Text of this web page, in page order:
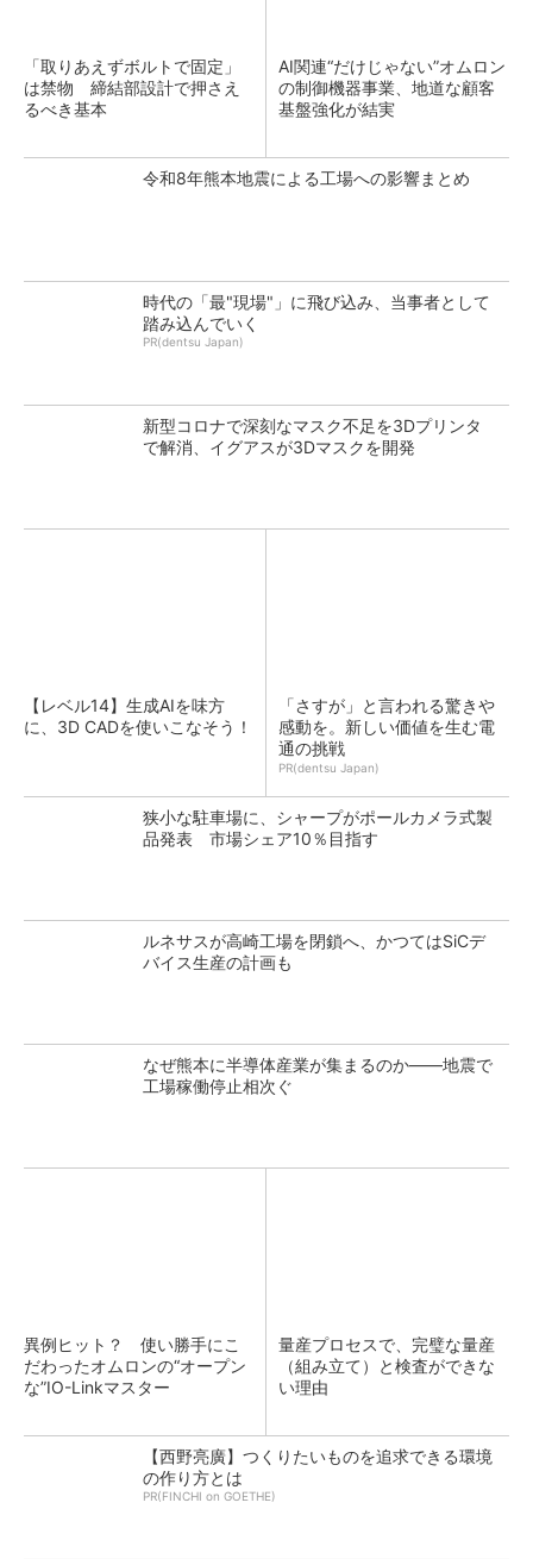
「取りあえずボルトで固定」
は禁物 締結部設計で押さえ
るべき基本
AI関連“だけじゃない”オムロン
の制御機器事業、地道な顧客
基盤強化が結実
令和8年熊本地震による工場への影響まとめ
時代の「最"現場"」に飛び込み、当事者として
踏み込んでいく
PR(dentsu Japan)
新型コロナで深刻なマスク不足を3Dプリンタ
で解消、イグアスが3Dマスクを開発
【レベル14】生成AIを味方
に、3D CADを使いこなそう！
「さすが」と言われる驚きや
感動を。新しい価値を生む電
通の挑戦
PR(dentsu Japan)
狭小な駐車場に、シャープがポールカメラ式製
品発表 市場シェア10％目指す
ルネサスが高崎工場を閉鎖へ、かつてはSiCデ
バイス生産の計画も
なぜ熊本に半導体産業が集まるのか――地震で
工場稼働停止相次ぐ
異例ヒット？ 使い勝手にこ
だわったオムロンの“オープン
な”IO-Linkマスター
量産プロセスで、完璧な量産
（組み立て）と検査ができな
い理由
【西野亮廣】つくりたいものを追求できる環境
の作り方とは
PR(FINCHI on GOETHE)